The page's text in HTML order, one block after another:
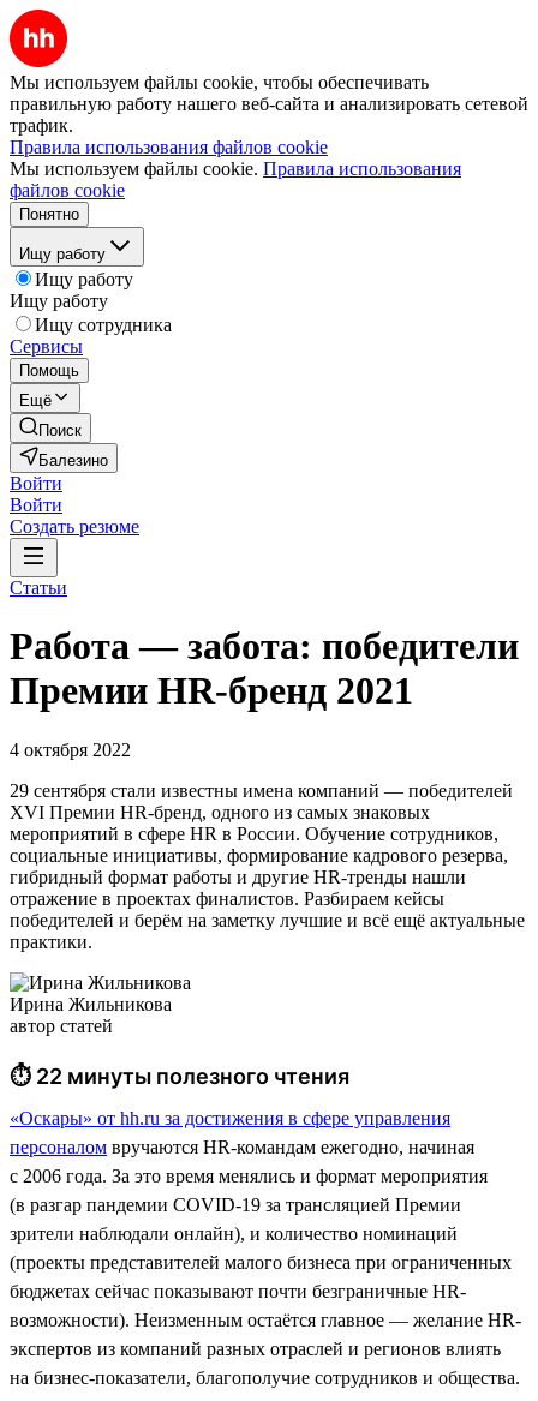
Мы используем файлы cookie, чтобы обеспечивать
правильную работу нашего веб-сайта и анализировать сетевой
трафик.
Правила использования файлов cookie
Мы используем файлы cookie. Правила использования
файлов cookie
Понятно
Ищу работу
Ищу работу
Ищу работу
Ищу сотрудника
Сервисы
Помощь
Ещё
Поиск
Балезино
Войти
Войти
Создать резюме
Статьи
Работа — забота: победители
Премии HR-бренд 2021
4 октября 2022
29 сентября стали известны имена компаний — победителей
XVI Премии HR-бренд, одного из самых знаковых
мероприятий в сфере HR в России. Обучение сотрудников,
социальные инициативы, формирование кадрового резерва,
гибридный формат работы и другие HR-тренды нашли
отражение в проектах финалистов. Разбираем кейсы
победителей и берём на заметку лучшие и всё ещё актуальные
практики.
Ирина Жильникова
автор статей
⏱ 22 минуты полезного чтения
«Оскары» от hh.ru за достижения в сфере управления
персоналом вручаются HR-командам ежегодно, начиная
с 2006 года. За это время менялись и формат мероприятия
(в разгар пандемии COVID-19 за трансляцией Премии
зрители наблюдали онлайн), и количество номинаций
(проекты представителей малого бизнеса при ограниченных
бюджетах сейчас показывают почти безграничные HR-
возможности). Неизменным остаётся главное — желание HR-
экспертов из компаний разных отраслей и регионов влиять
на бизнес-показатели, благополучие сотрудников и общества.